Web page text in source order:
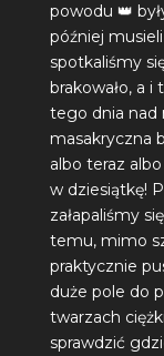
powodu 👑
później
spotkaliśmy
brakowało, a
tego dnia nad
masakryczna
albo teraz
w dziesiątkę!
załapaliśmy
temu, mimo
praktycznie
duże pole do
twarzach
sprawdzić